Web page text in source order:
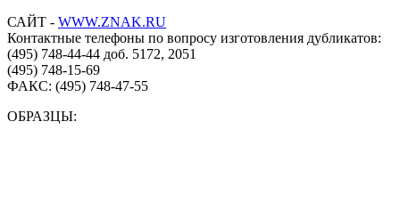
САЙТ - WWW.ZNAK.RU
Контактные телефоны по вопросу изготовления дубликатов:
(495) 748-44-44 доб. 5172, 2051
(495) 748-15-69
ФАКС: (495) 748-47-55
ОБРАЗЦЫ: